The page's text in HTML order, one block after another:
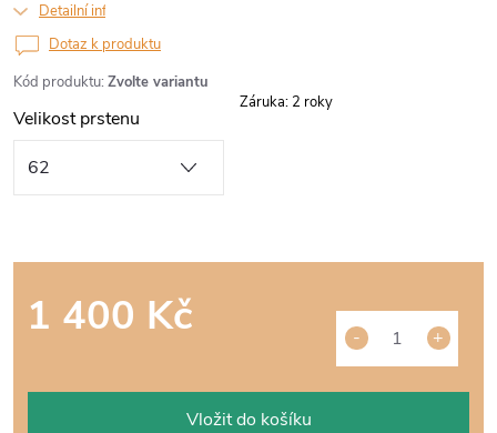
Kód produktu: Zvolte variantu
Detailní informace
Velikost prstenu
1 400 Kč
Vložit do košíku
Dotaz k produktu
Záruka: 2 roky